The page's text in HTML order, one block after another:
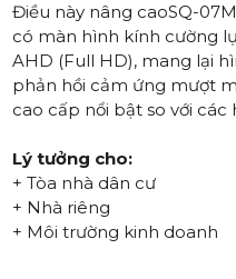
Điều này nâng caoSQ-
có màn hình kính cường
AHD (Full HD), mang lại
phản hồi cảm ứng mượt
cao cấp nổi bật so với
Lý tưởng cho:
+ Tòa nhà dân cư
+ Nhà riêng
+ Môi trường kinh doanh